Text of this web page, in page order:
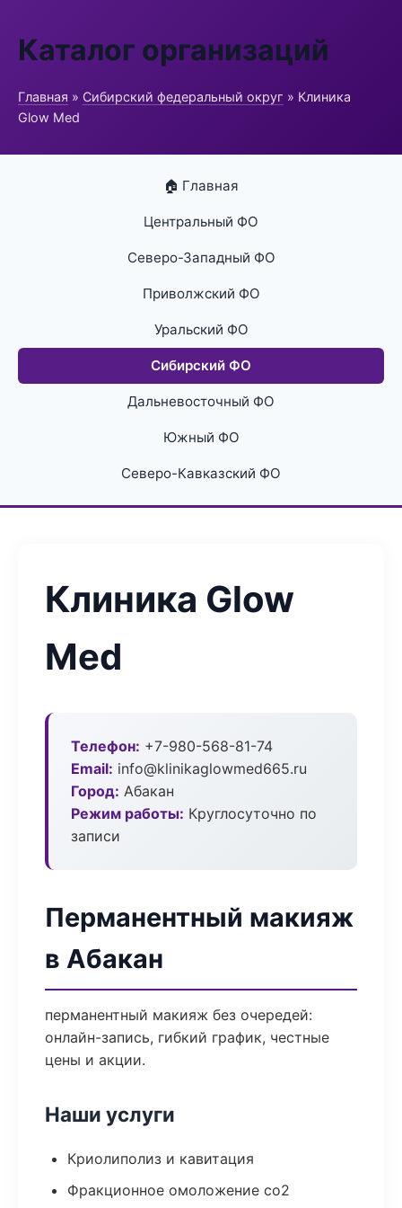
Каталог организаций
Главная » Сибирский федеральный округ » Клиника
Glow Med
🏠 Главная
Центральный ФО
Северо-Западный ФО
Приволжский ФО
Уральский ФО
Сибирский ФО
Дальневосточный ФО
Южный ФО
Северо-Кавказский ФО
Клиника Glow
Med
Телефон: +7-980-568-81-74
Email: info@klinikaglowmed665.ru
Город: Абакан
Режим работы: Круглосуточно по
записи
Перманентный макияж
в Абакан
перманентный макияж без очередей:
онлайн-запись, гибкий график, честные
цены и акции.
Наши услуги
Криолиполиз и кавитация
Фракционное омоложение co2